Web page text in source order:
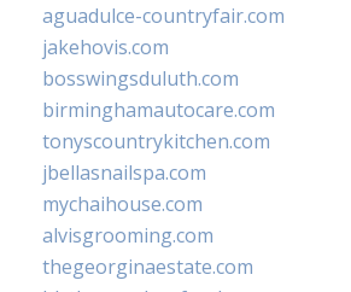
aguadulce-countryfair.com
jakehovis.com
bosswingsduluth.com
birminghamautocare.com
tonyscountrykitchen.com
jbellasnailspa.com
mychaihouse.com
alvisgrooming.com
thegeorginaestate.com